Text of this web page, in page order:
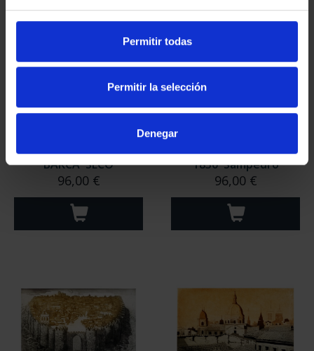
Permitir todas
Permitir la selección
Denegar
BARCA' SECO
96,00 €
AGUAFUERTE 'UTRECHT
1830' Sampedro
96,00 €